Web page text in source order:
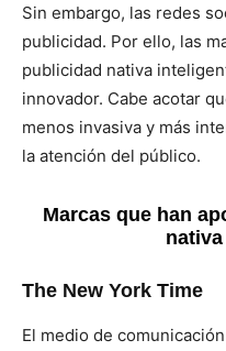
Sin embargo, las redes
publicidad. Por ello, las
publicidad nativa
innovador. Cabe acotar
menos invasiva y más
la atención del público.
Marcas que han
The New York Time
El medio de